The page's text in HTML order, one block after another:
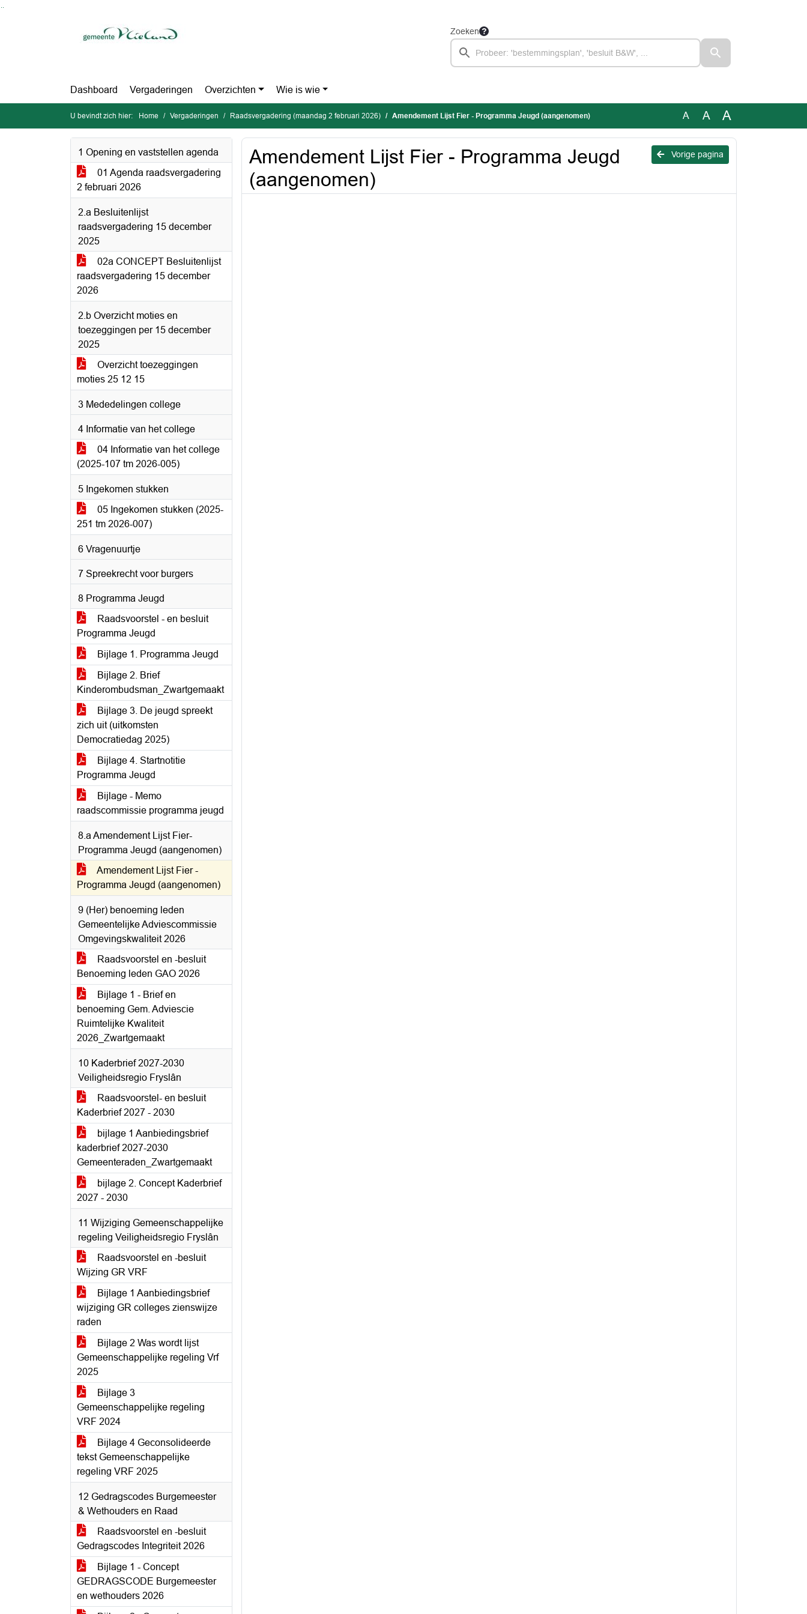
Zoeken
Dashboard Vergaderingen Overzichten Wie is wie
U bevindt zich hier: Home Vergaderingen Raadsvergadering (maandag 2 februari 2026) Amendement Lijst Fier - Programma Jeugd (aangenomen) A A A
1 Opening en vaststellen agenda
01 Agenda raadsvergadering
2 februari 2026
2.a Besluitenlijst
raadsvergadering 15 december
2025
02a CONCEPT Besluitenlijst
raadsvergadering 15 december
2026
2.b Overzicht moties en
toezeggingen per 15 december
2025
Overzicht toezeggingen
moties 25 12 15
3 Mededelingen college
4 Informatie van het college
04 Informatie van het college
(2025-107 tm 2026-005)
5 Ingekomen stukken
05 Ingekomen stukken (2025-
251 tm 2026-007)
6 Vragenuurtje
7 Spreekrecht voor burgers
8 Programma Jeugd
Raadsvoorstel - en besluit
Programma Jeugd
Bijlage 1. Programma Jeugd
Bijlage 2. Brief
Kinderombudsman_Zwartgemaakt
Bijlage 3. De jeugd spreekt
zich uit (uitkomsten
Democratiedag 2025)
Bijlage 4. Startnotitie
Programma Jeugd
Bijlage - Memo
raadscommissie programma jeugd
8.a Amendement Lijst Fier-
Programma Jeugd (aangenomen)
Amendement Lijst Fier -
Programma Jeugd (aangenomen)
9 (Her) benoeming leden
Gemeentelijke Adviescommissie
Omgevingskwaliteit 2026
Raadsvoorstel en -besluit
Benoeming leden GAO 2026
Bijlage 1 - Brief en
benoeming Gem. Adviescie
Ruimtelijke Kwaliteit
2026_Zwartgemaakt
10 Kaderbrief 2027-2030
Veiligheidsregio Fryslân
Raadsvoorstel- en besluit
Kaderbrief 2027 - 2030
bijlage 1 Aanbiedingsbrief
kaderbrief 2027-2030
Gemeenteraden_Zwartgemaakt
bijlage 2. Concept Kaderbrief
2027 - 2030
11 Wijziging Gemeenschappelijke
regeling Veiligheidsregio Fryslân
Raadsvoorstel en -besluit
Wijzing GR VRF
Bijlage 1 Aanbiedingsbrief
wijziging GR colleges zienswijze
raden
Bijlage 2 Was wordt lijst
Gemeenschappelijke regeling Vrf
2025
Bijlage 3
Gemeenschappelijke regeling
VRF 2024
Bijlage 4 Geconsolideerde
tekst Gemeenschappelijke
regeling VRF 2025
12 Gedragscodes Burgemeester
& Wethouders en Raad
Raadsvoorstel en -besluit
Gedragscodes Integriteit 2026
Bijlage 1 - Concept
GEDRAGSCODE Burgemeester
en wethouders 2026
Vorige pagina
Amendement Lijst Fier - Programma Jeugd
(aangenomen)